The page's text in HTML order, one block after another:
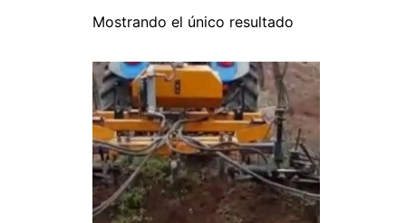
Mostrando el único resultado